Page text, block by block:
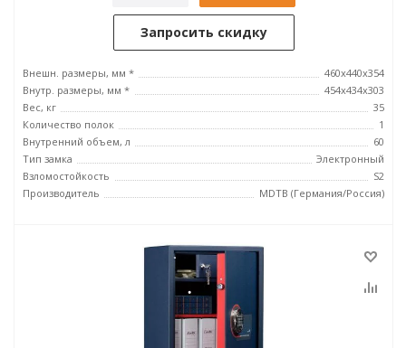
Запросить скидку
Внешн. размеры, мм *
460x440x354
Внутр. размеры, мм *
454x434x303
Вес, кг
35
Количество полок
1
Внутренний объем, л
60
Тип замка
Электронный
Взломостойкость
S2
Производитель
MDTB (Германия/Россия)